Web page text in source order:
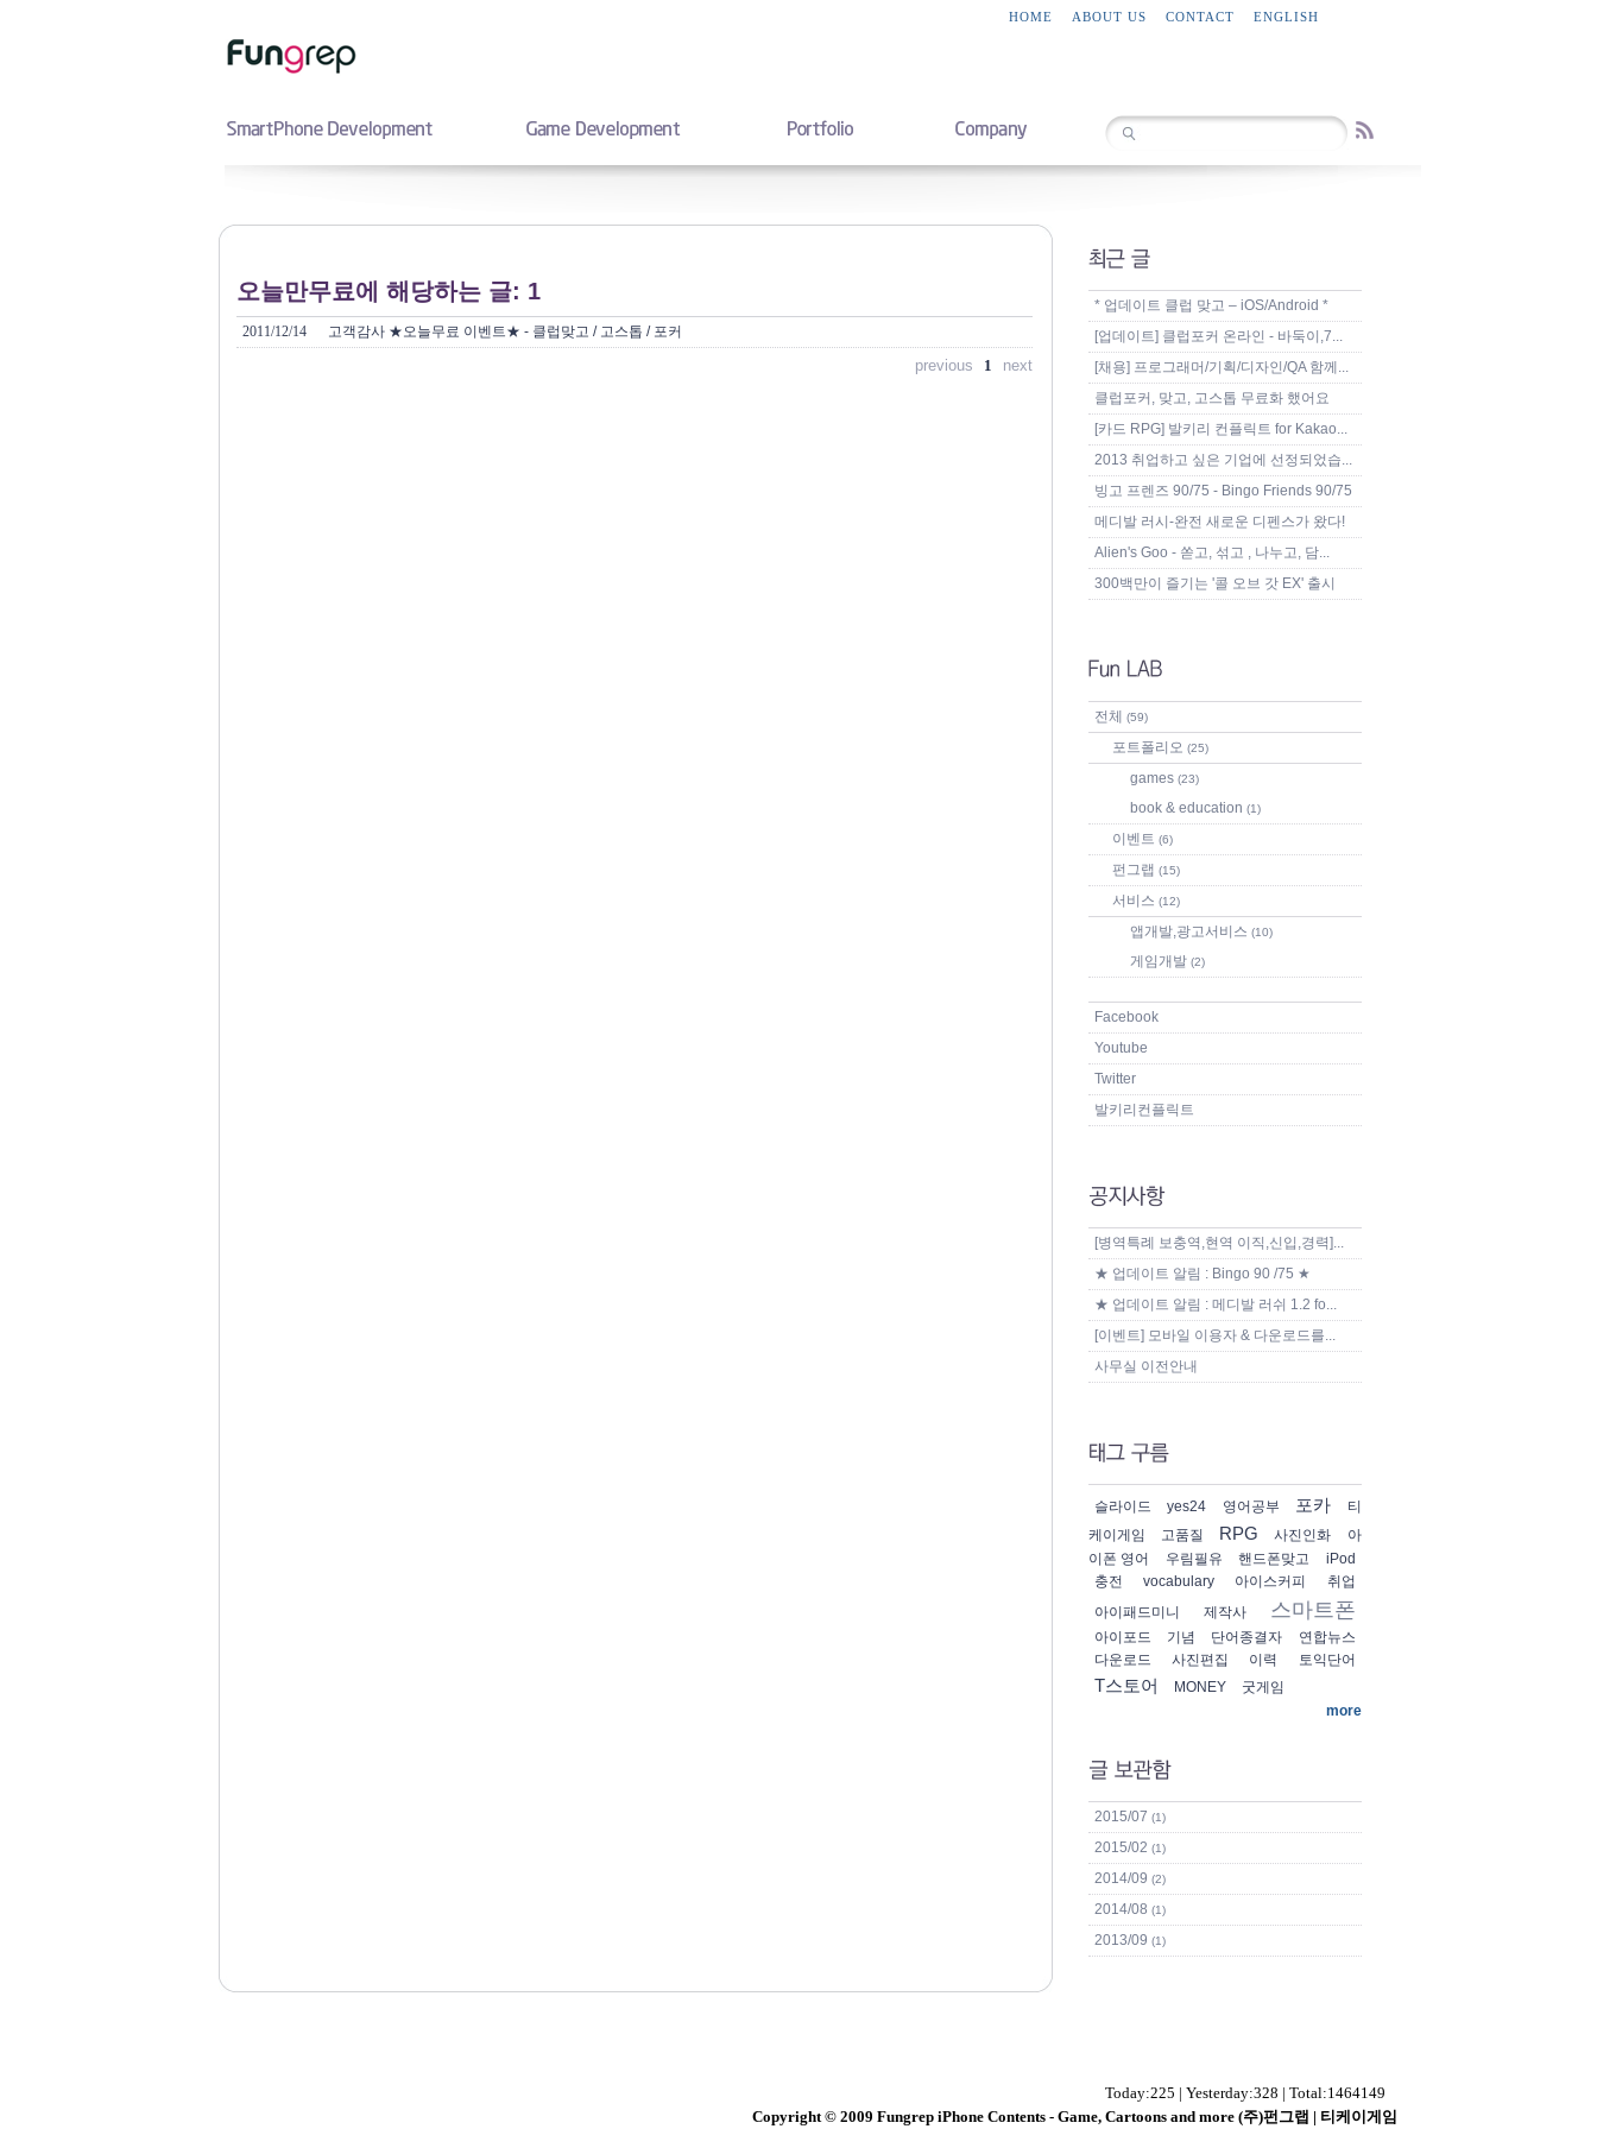
ENGLISH
CONTACT
ABOUT US
HOME
오늘만무료에 해당하는 글: 1
2011/12/14 고객감사 ★오늘무료 이벤트★ - 클럽맞고 / 고스톱 / 포커
previous 1 next
* 업데이트 클럽 맞고 – iOS/Android *
[업데이트] 클럽포커 온라인 - 바둑이,7...
[채용] 프로그래머/기획/디자인/QA 함께...
클럽포커, 맞고, 고스톱 무료화 했어요
[카드 RPG] 발키리 컨플릭트 for Kakao...
2013 취업하고 싶은 기업에 선정되었습...
빙고 프렌즈 90/75 - Bingo Friends 90/75
메디발 러시-완전 새로운 디펜스가 왔다!
Alien's Goo - 쏟고, 섞고 , 나누고, 담...
300백만이 즐기는 '콜 오브 갓 EX' 출시
전체 (59)
포트폴리오 (25)
games (23)
book & education (1)
이벤트 (6)
펀그랩 (15)
서비스 (12)
앱개발,광고서비스 (10)
게임개발 (2)
Facebook
Youtube
Twitter
발키리컨플릭트
[병역특례 보충역,현역 이직,신입,경력]...
★ 업데이트 알림 : Bingo 90 /75 ★
★ 업데이트 알림 : 메디발 러쉬 1.2 fo...
[이벤트] 모바일 이용자 & 다운로드를...
사무실 이전안내
슬라이드 yes24 영어공부 포카
티
케이게임
고품질 RPG 사진인화
아
이폰 영어
우림필유 핸드폰맞고
iPod
충전
vocabulary 아이스커피
취업
아이패드미니
제작사 스마트폰
아이포드 기념 단어종결자
연합뉴스
다운로드
사진편집 이력 토익단어
T스토어 MONEY
굿게임
more
2015/07 (1)
2015/02 (1)
2014/09 (2)
2014/08 (1)
2013/09 (1)
Today:225 | Yesterday:328 | Total:1464149
Copyright © 2009 Fungrep iPhone Contents - Game, Cartoons and more (주)펀그랩 | 티케이게임